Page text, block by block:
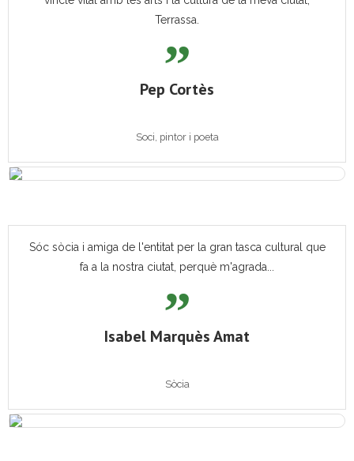
Terrassa.
Pep Cortès
Soci, pintor i poeta
Sóc sòcia i amiga de l'entitat per la gran tasca cultural que
fa a la nostra ciutat, perquè m'agrada...
Isabel Marquès Amat
Sòcia